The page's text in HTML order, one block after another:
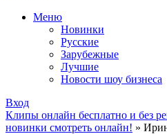
Меню
Новинки
Русские
Зарубежные
Лучшие
Новости шоу бизнеса
Вход
Клипы онлайн бесплатно и без
новинки смотреть онлайн! »